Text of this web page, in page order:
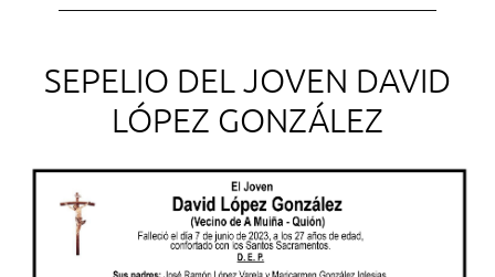
SEPELIO DEL JOVEN DAVID
LÓPEZ GONZÁLEZ